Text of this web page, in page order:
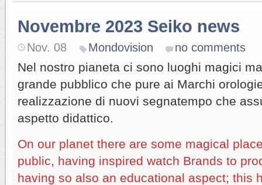
Novembre 2023 Seiko news
Nov. 08 Mondovision no comments
Nel nostro pianeta ci sono luoghi magici
grande pubblico che pure ai Marchi
realizzazione di nuovi segnatempo che
aspetto didattico.
On our planet there are some magical
public, having inspired watch Brands to
having so also an educational aspect; this